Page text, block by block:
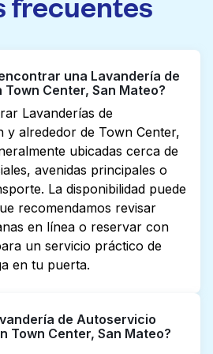
una Lavandería de
Center, San Mateo?
Lavanderías de
y alrededor de Town Center,
ubicadas cerca de
avenidas principales o
La disponibilidad puede
recomendamos revisar
en línea o reservar con
un servicio práctico de
en tu puerta.
de Autoservicio
Town Center, San Mateo?